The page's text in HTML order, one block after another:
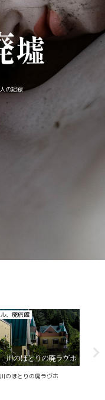
の記録
、廃旅館
踏切を渡るとそこは廃墟